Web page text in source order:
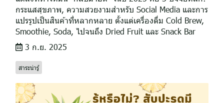
กระแสสุขภาพ, ความสวยงามสำหรับ Social Media และการ
แปรรูปเป็นสินค้าที่หลากหลาย ตั้งแต่เครื่องดื่ม Cold Brew,
Smoothie, Soda, ไปจนถึง Dried Fruit และ Snack Bar
3 ก.ย. 2025
สาระน่ารู้